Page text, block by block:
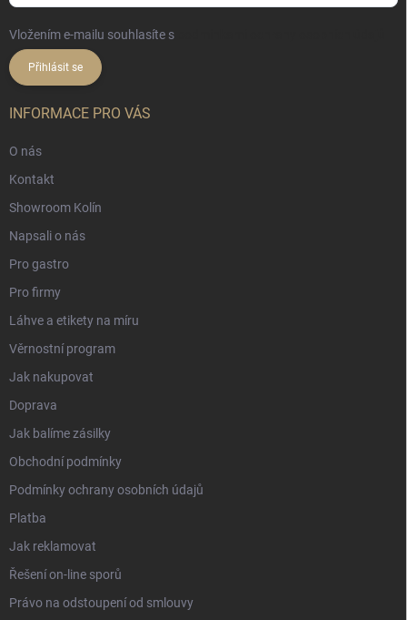
Vložením e-mailu souhlasíte s
Přihlásit se
INFORMACE PRO VÁS
O nás
Kontakt
Showroom Kolín
Napsali o nás
Pro gastro
Pro firmy
Láhve a etikety na míru
Věrnostní program
Jak nakupovat
Doprava
Jak balíme zásilky
Obchodní podmínky
Podmínky ochrany osobních údajů
Platba
Jak reklamovat
Řešení on-line sporů
Právo na odstoupení od smlouvy